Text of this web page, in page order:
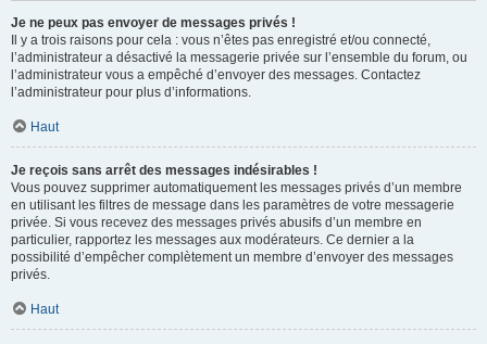
Je ne peux pas envoyer de messages privés !
Il y a trois raisons pour cela : vous n’êtes pas enregistré et/ou connecté,
l’administrateur a désactivé la messagerie privée sur l’ensemble du forum, ou
l’administrateur vous a empêché d’envoyer des messages. Contactez
l’administrateur pour plus d’informations.
Haut
Je reçois sans arrêt des messages indésirables !
Vous pouvez supprimer automatiquement les messages privés d’un membre
en utilisant les filtres de message dans les paramètres de votre messagerie
privée. Si vous recevez des messages privés abusifs d’un membre en
particulier, rapportez les messages aux modérateurs. Ce dernier a la
possibilité d’empêcher complètement un membre d’envoyer des messages
privés.
Haut